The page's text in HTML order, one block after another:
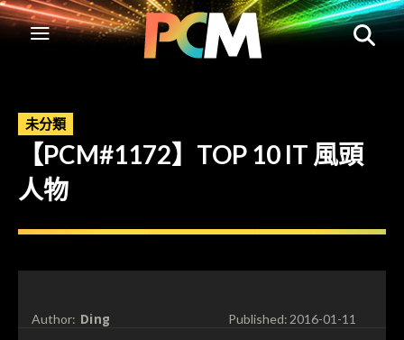
未分類
【PCM#1172】TOP 10 IT 風頭
人物
Author: Ding Published:2016-01-11